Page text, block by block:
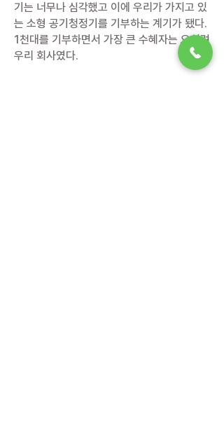
기는 너무나 심각했고 이에 우리가 가지고 있
는 소형 공기청정기를 기부하는 계기가 됐다.
1천대를 기부하면서 가장 큰 수혜자는 오히려
우리 회사였다.